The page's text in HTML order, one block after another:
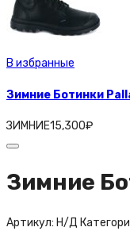
В избранные
Зимние Ботинки
ЗИМНИЕ15,300₽
Зимние
Артикул: Н/Д